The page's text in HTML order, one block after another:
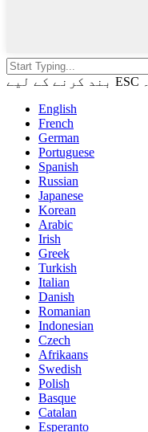
English
French
German
Portuguese
Spanish
Russian
Japanese
Korean
Arabic
Irish
Greek
Turkish
Italian
Danish
Romanian
Indonesian
Czech
Afrikaans
Swedish
Polish
Basque
Catalan
Esperanto